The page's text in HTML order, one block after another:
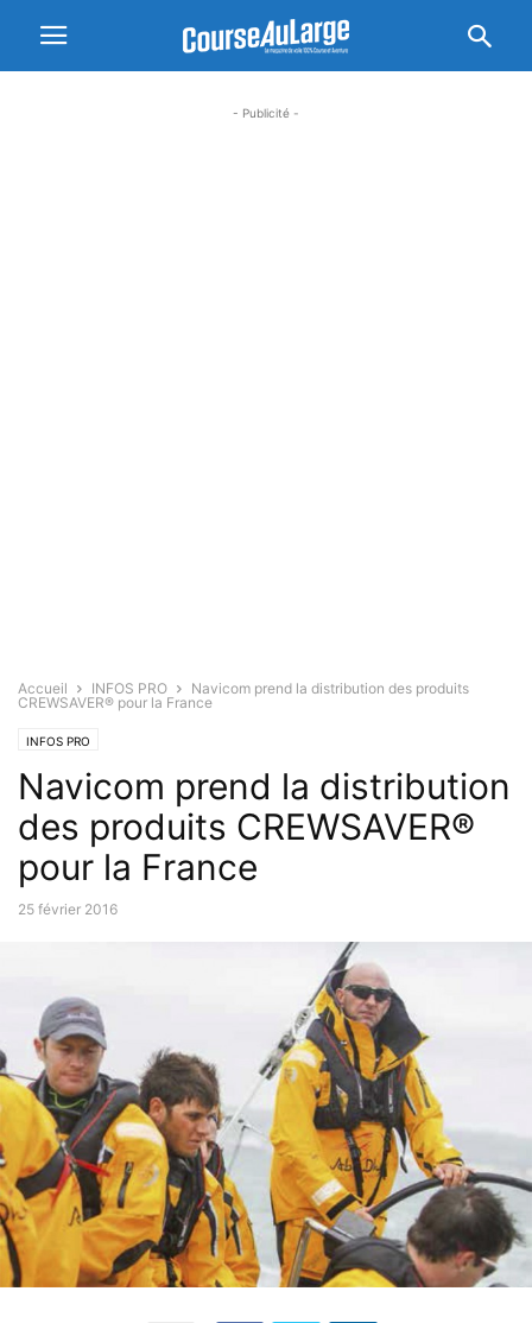
- Publicité -
Accueil INFOS PRO
Navicom prend la distribution des produits
CREWSAVER® pour la France
INFOS PRO
Navicom prend la distribution
des produits CREWSAVER®
pour la France
25 février 2016